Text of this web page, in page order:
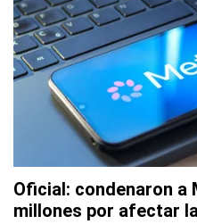
Oficial: condenaron a
millones por afectar